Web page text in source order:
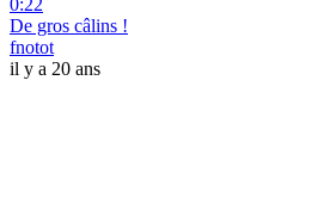
0:22
De gros câlins !
fnotot
il y a 20 ans